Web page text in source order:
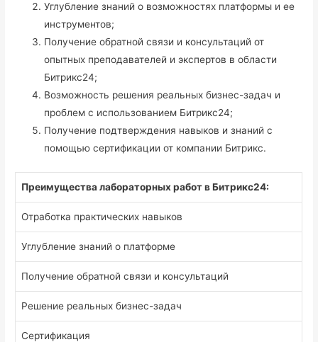
Углубление знаний о возможностях платформы и ее
инструментов;
Получение обратной связи и консультаций от
опытных преподавателей и экспертов в области
Битрикс24;
Возможность решения реальных бизнес-задач и
проблем с использованием Битрикс24;
Получение подтверждения навыков и знаний с
помощью сертификации от компании Битрикс.
Преимущества лабораторных работ в Битрикс24:
Отработка практических навыков
Углубление знаний о платформе
Получение обратной связи и консультаций
Решение реальных бизнес-задач
Сертификация